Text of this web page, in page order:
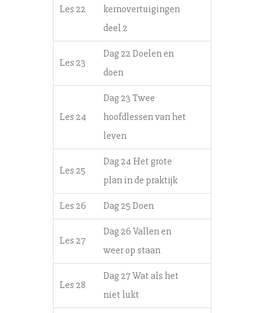
Les 22
kernovertuigingen
deel 2
Les 23
Dag 22 Doelen en
doen
Les 24
Dag 23 Twee
hoofdlessen van het
leven
Les 25
Dag 24 Het grote
plan in de praktijk
Les 26 Dag 25 Doen
Les 27
Dag 26 Vallen en
weer op staan
Les 28
Dag 27 Wat als het
niet lukt